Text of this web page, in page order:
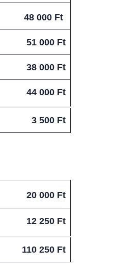
48 000 Ft
51 000 Ft
38 000 Ft
44 000 Ft
3 500 Ft
20 000 Ft
12 250 Ft
110 250 Ft